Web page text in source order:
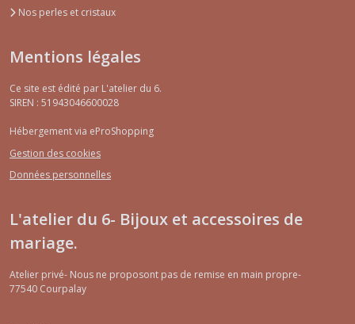
Nos perles et cristaux
Mentions légales
Ce site est édité par L'atelier du 6.
SIREN : 51943046600028
Hébergement via eProShopping
Gestion des cookies
Données personnelles
L'atelier du 6- Bijoux et accessoires de
mariage.
Atelier privé- Nous ne proposont pas de remise en main propre-
77540 Courpalay